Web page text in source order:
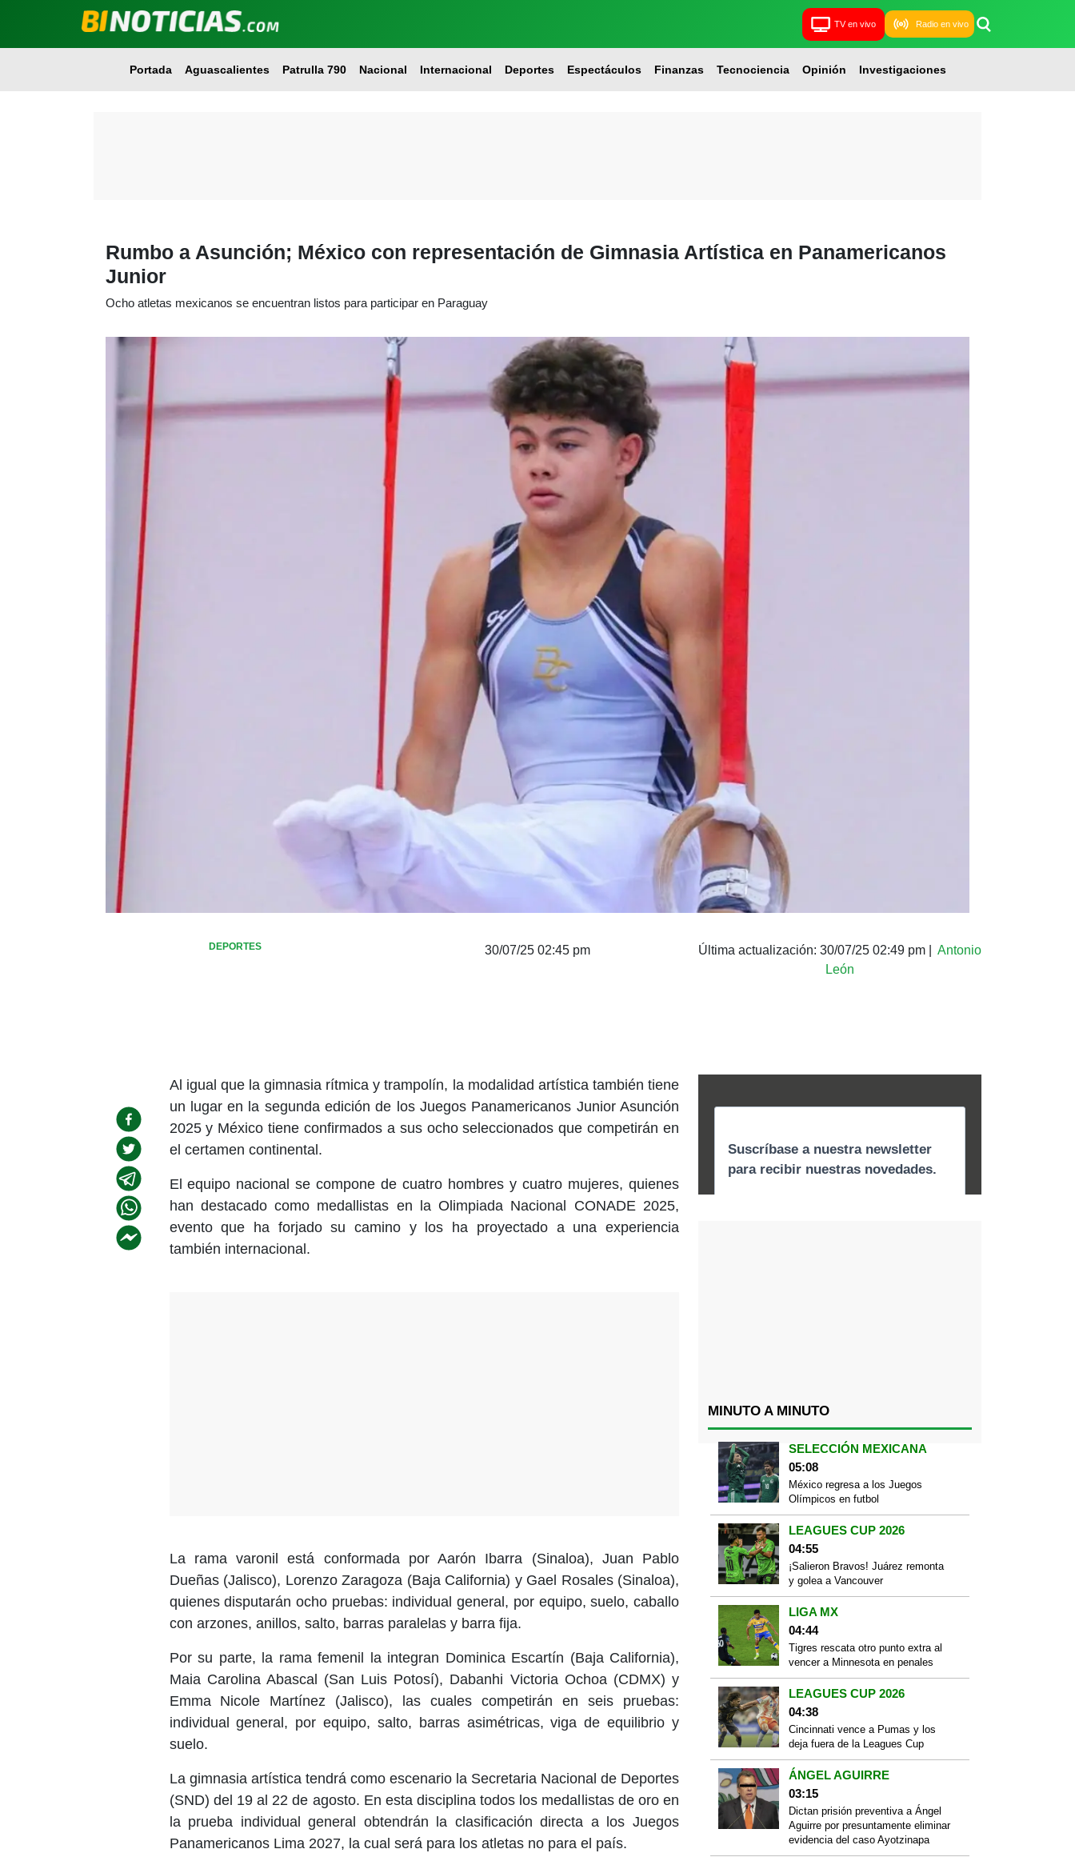
TV en vivo Radio en vivo
Portada Aguascalientes Patrulla 790 Nacional Internacional Deportes Espectáculos Finanzas Tecnociencia Opinión Investigaciones
Rumbo a Asunción; México con representación de Gimnasia Artística en Panamericanos
Junior
Ocho atletas mexicanos se encuentran listos para participar en Paraguay
DEPORTES 30/07/25 02:45 pm Última actualización: 30/07/25 02:49 pm
Antonio
León
Al igual que la gimnasia rítmica y trampolín, la modalidad artística también tiene
un lugar en la segunda edición de los Juegos Panamericanos Junior Asunción
2025 y México tiene confirmados a sus ocho seleccionados que competirán en
el certamen continental.
El equipo nacional se compone de cuatro hombres y cuatro mujeres, quienes
han destacado como medallistas en la Olimpiada Nacional CONADE 2025,
evento que ha forjado su camino y los ha proyectado a una experiencia
también internacional.
La rama varonil está conformada por Aarón Ibarra (Sinaloa), Juan Pablo
Dueñas (Jalisco), Lorenzo Zaragoza (Baja California) y Gael Rosales (Sinaloa),
quienes disputarán ocho pruebas: individual general, por equipo, suelo, caballo
con arzones, anillos, salto, barras paralelas y barra fija.
Por su parte, la rama femenil la integran Dominica Escartín (Baja California),
Maia Carolina Abascal (San Luis Potosí), Dabanhi Victoria Ochoa (CDMX) y
Emma Nicole Martínez (Jalisco), las cuales competirán en seis pruebas:
individual general, por equipo, salto, barras asimétricas, viga de equilibrio y
suelo.
La gimnasia artística tendrá como escenario la Secretaria Nacional de Deportes
(SND) del 19 al 22 de agosto. En esta disciplina todos los medallistas de oro en
la prueba individual general obtendrán la clasificación directa a los Juegos
Panamericanos Lima 2027, la cual será para los atletas no para el país.
MINUTO A MINUTO
SELECCIÓN MEXICANA
05:08
México regresa a los Juegos
Olímpicos en futbol
LEAGUES CUP 2026
04:55
¡Salieron Bravos! Juárez remonta
y golea a Vancouver
LIGA MX
04:44
Tigres rescata otro punto extra al
vencer a Minnesota en penales
LEAGUES CUP 2026
04:38
Cincinnati vence a Pumas y los
deja fuera de la Leagues Cup
ÁNGEL AGUIRRE
03:15
Dictan prisión preventiva a Ángel
Aguirre por presuntamente eliminar
evidencia del caso Ayotzinapa